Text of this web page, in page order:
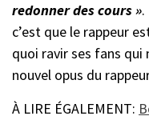
redonner des cours »
c’est que le rappeur
quoi ravir ses fans qui
nouvel opus du
À LIRE ÉGALEMENT: